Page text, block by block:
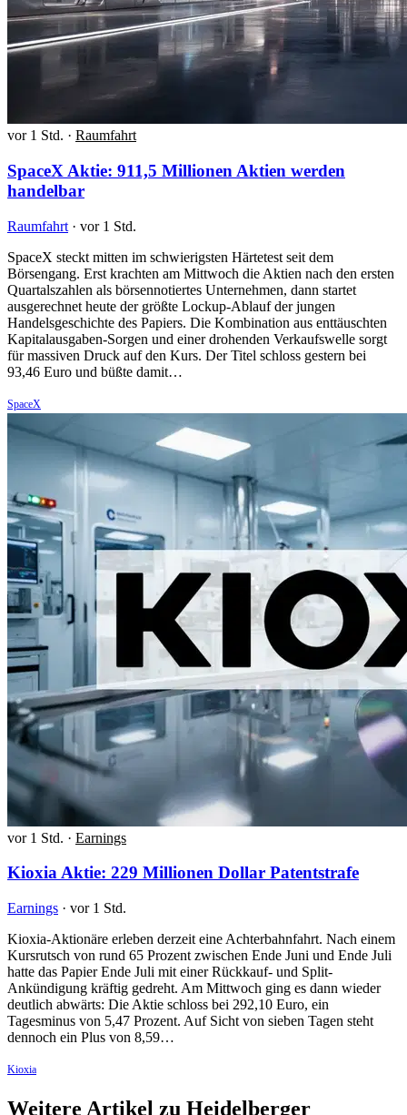
vor 1 Std. · Raumfahrt
SpaceX Aktie: 911,5 Millionen Aktien werden
handelbar
Raumfahrt · vor 1 Std.
SpaceX steckt mitten im schwierigsten Härtetest seit dem
Börsengang. Erst krachten am Mittwoch die Aktien nach den ersten
Quartalszahlen als börsennotiertes Unternehmen, dann startet
ausgerechnet heute der größte Lockup-Ablauf der jungen
Handelsgeschichte des Papiers. Die Kombination aus enttäuschten
Kapitalausgaben-Sorgen und einer drohenden Verkaufswelle sorgt
für massiven Druck auf den Kurs. Der Titel schloss gestern bei
93,46 Euro und büßte damit…
SpaceX
vor 1 Std. · Earnings
Kioxia Aktie: 229 Millionen Dollar Patentstrafe
Earnings · vor 1 Std.
Kioxia-Aktionäre erleben derzeit eine Achterbahnfahrt. Nach einem
Kursrutsch von rund 65 Prozent zwischen Ende Juni und Ende Juli
hatte das Papier Ende Juli mit einer Rückkauf- und Split-
Ankündigung kräftig gedreht. Am Mittwoch ging es dann wieder
deutlich abwärts: Die Aktie schloss bei 292,10 Euro, ein
Tagesminus von 5,47 Prozent. Auf Sicht von sieben Tagen steht
dennoch ein Plus von 8,59…
Kioxia
Weitere Artikel zu Heidelberger